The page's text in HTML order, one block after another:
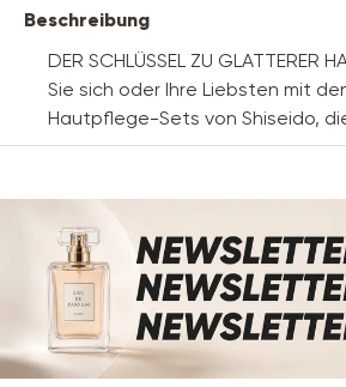
Beschreibung
DER SCHLÜSSEL ZU GLATTERER
Sie sich oder Ihre Liebsten mit
Hautpflege-Sets von Shiseido,